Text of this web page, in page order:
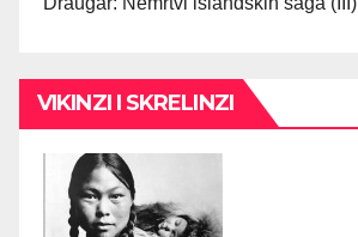
VIKINZI I SKRELINZI